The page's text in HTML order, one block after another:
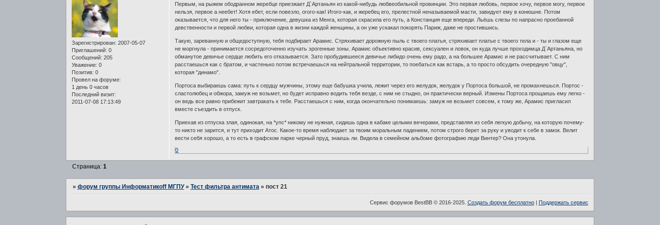
Зарегистрирован: 2007-05-07
Приглашений: 0
Сообщений: 205
Уважение: 0
Позитив: 0
Провел на форуме:
1 день 0 часов
Последний визит:
2011-07-08 17:13:49
Первым, на рыжем ободранном жеребце приезжает Д`Артаньян из какой-нибудь любвеобильной провинции. Это первая любовь, первое хочу, первое могу, первое
нельзя, первое а неебет! Хотя ебет, если повезло, огого-как! Игого-как, и жеребец его, прелестной неназываемой масти, завидует ему в конюшне. Потом
оказывается, что для него ты - приключение, девушка из Менга, которая скрасила его путь, а Констанция еще впереди. Льёшь слезы по напрасно проебанной
девственности и первой любви, которая одна в жизни каждой женщины, а он уже ускакал покорять Париж, даже не простившись.
Такую, зареванную и общедоступную, тебя подбирает Арамис. Стряхивает дорожную пыль с твоего платья, стряхивает платье с твоего тела и - ты и глазом еще
не моргнула - принимается сосредоточенно изучать эрогенные зоны. Арамис объективно красив, сексуален и ловок, он куда лучше проходимца Д`Артаньяна, но
обманутое девичье сердце любить его отказывается. Зато пробудившееся девичье либидо очень ему радо, а на большее Арамис и не рассчитывает. С ним
расстаешься как с братом, и частенько потом встречаешься на нейтральной территории, то поебаться как встарь, а то просто обсудить очередную "овцу",
которая "динамо".
Портоса выбираешь сама: путь к сердцу мужчины, этому еще бабушка учила, лежит через его желудок, желудок у Портоса большой, не промахнешься. Портос -
сластолюбец и обжора, замуж не возьмет, но будет исправно водить тебя везде, с ним не стыдно, он практически верный. Измены Портоса прощаешь ему легко -
он ведь все равно прибежит завтракать к тебе. Расстаешься с ним, когда окончательно понимаешь: замуж не возьмет совсем, к тому же, Арамис пригласил
вместе съездить в отпуск.
Приехав из отпуска злая, одинокая, на *упс* никому не нужная, сидишь одна в кабаке целыми вечерами, представляя из себя легкую добычу, на которую почему-
то никто не зарится, и тут приходит Атос. Какое-то время наблюдает за твоим моральным падением, потом строго берет за руку и уводит к себе в замок. Велит
вести себя хорошо, а то есть в графском парке черный пруд, знаешь ли. Видела в семейном альбоме фотографию леди Винтер? Она утонула.
0
Страница: 1
» форум группы Информатикоff МГПУ » Тест фильтра антимата » пост 21
Сервис форумов BestBB © 2016-2025. Создать форум бесплатно| Поддержать сервис